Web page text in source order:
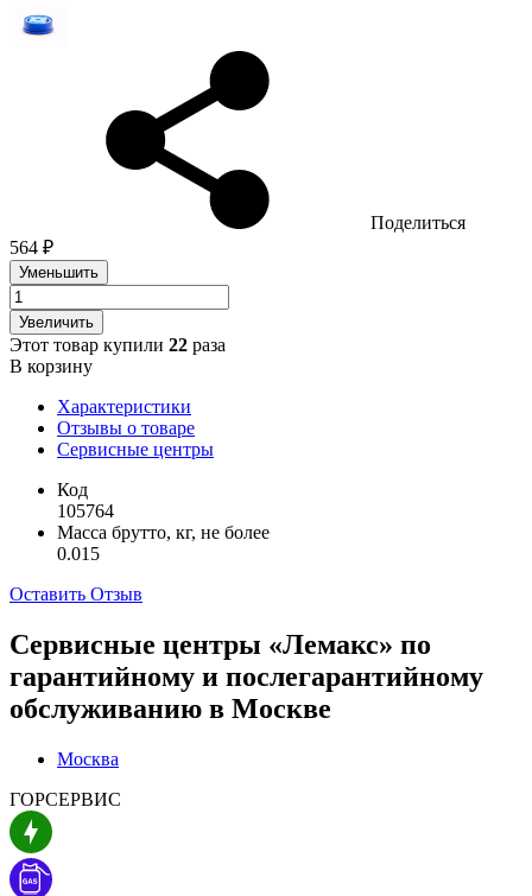
Поделиться
564 ₽
Уменьшить
Увеличить
Этот товар купили 22 раза
В корзину
Характеристики
Отзывы о товаре
Сервисные центры
Код
105764
Масса брутто, кг, не более
0.015
Оставить Отзыв
Сервисные центры «Лемакс» по
гарантийному и послегарантийному
обслуживанию в Москве
Москва
ГОРСЕРВИС